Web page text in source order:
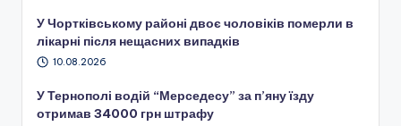
У Чортківському районі двоє чоловіків померли в
лікарні після нещасних випадків
10.08.2026
У Тернополі водій “Мерседесу” за п’яну їзду
отримав 34000 грн штрафу